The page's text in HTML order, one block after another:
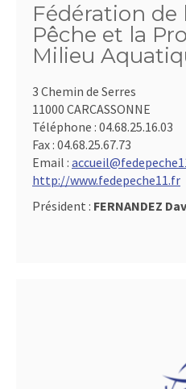
Fédération de
Pêche et la
Milieu
3 Chemin de Serres
11000 CARCASSONNE
Téléphone : 04.68.25.16.03
Fax : 04.68.25.67.73
Email :
http://www.fedepeche11.fr
Président : FERNANDEZ